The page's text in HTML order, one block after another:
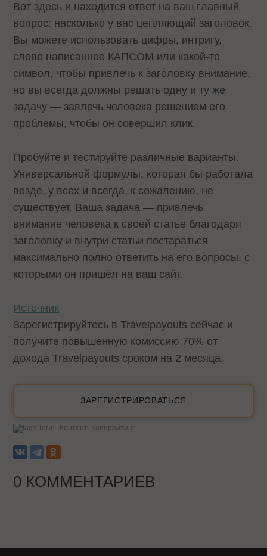
Вот здесь и находится ответ на ваш главный
вопрос: насколько у вас цепляющий заголовок.
Вы можете использовать цифры, интригу,
слово написанное КАПСОМ или какой-то
символ, чтобы привлечь к заголовку внимание,
но вы всегда должны решать одну и ту же
задачу — завлечь человека решением его
проблемы, чтобы он совершил клик.
Пробуйте и тестируйте различные варианты.
Универсальной формулы, которая бы работала
везде, у всех и всегда, к сожалению, не
существует. Ваша задача — привлечь
внимание человека к своей статье благодаря
заголовку и внутри статьи постараться
максимально полно ответить на его вопросы, с
которыми он пришёл на ваш сайт.
Источник
Зарегистрируйтесь в Travelpayouts сейчас и
получите повышенную комиссию 70% от
дохода Travelpayouts сроком на 2 месяца.
ЗАРЕГИСТРИРОВАТЬСЯ
Теги: Контент Копирайтинг
0 КОММЕНТАРИЕВ